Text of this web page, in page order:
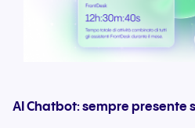
AI Chatbot: sempre presente